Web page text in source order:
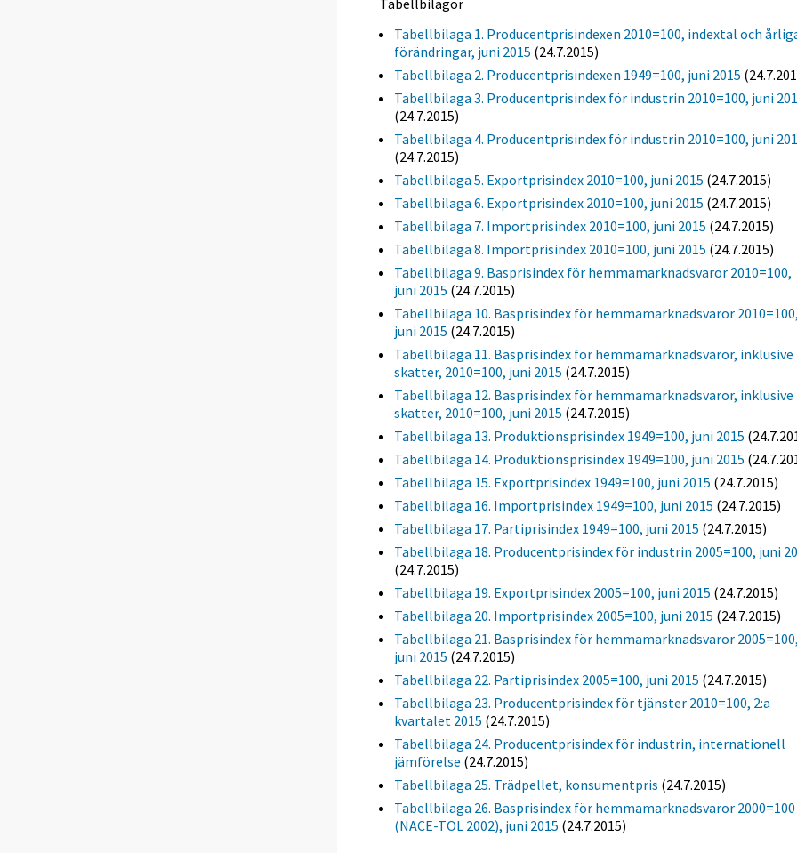
Tabellbilagor
Tabellbilaga 1. Producentprisindexen 2010=100, indextal och
förändringar, juni 2015 (24.7.2015)
Tabellbilaga 2. Producentprisindexen 1949=100, juni 2015
Tabellbilaga 3. Producentprisindex för industrin 2010=100, juni
(24.7.2015)
Tabellbilaga 4. Producentprisindex för industrin 2010=100, juni
(24.7.2015)
Tabellbilaga 5. Exportprisindex 2010=100, juni 2015 (24.7.2015)
Tabellbilaga 6. Exportprisindex 2010=100, juni 2015 (24.7.2015)
Tabellbilaga 7. Importprisindex 2010=100, juni 2015 (24.7.2015)
Tabellbilaga 8. Importprisindex 2010=100, juni 2015 (24.7.2015)
Tabellbilaga 9. Basprisindex för hemmamarknadsvaror 2010=100,
juni 2015 (24.7.2015)
Tabellbilaga 10. Basprisindex för hemmamarknadsvaror
juni 2015 (24.7.2015)
Tabellbilaga 11. Basprisindex för hemmamarknadsvaror, inklusive
skatter, 2010=100, juni 2015 (24.7.2015)
Tabellbilaga 12. Basprisindex för hemmamarknadsvaror, inklusive
skatter, 2010=100, juni 2015 (24.7.2015)
Tabellbilaga 13. Produktionsprisindex 1949=100, juni 2015
Tabellbilaga 14. Produktionsprisindex 1949=100, juni 2015
Tabellbilaga 15. Exportprisindex 1949=100, juni 2015 (24.7.2015)
Tabellbilaga 16. Importprisindex 1949=100, juni 2015 (24.7.2015)
Tabellbilaga 17. Partiprisindex 1949=100, juni 2015 (24.7.2015)
Tabellbilaga 18. Producentprisindex för industrin 2005=100, juni
(24.7.2015)
Tabellbilaga 19. Exportprisindex 2005=100, juni 2015 (24.7.2015)
Tabellbilaga 20. Importprisindex 2005=100, juni 2015 (24.7.2015)
Tabellbilaga 21. Basprisindex för hemmamarknadsvaror
juni 2015 (24.7.2015)
Tabellbilaga 22. Partiprisindex 2005=100, juni 2015 (24.7.2015)
Tabellbilaga 23. Producentprisindex för tjänster 2010=100, 2:a
kvartalet 2015 (24.7.2015)
Tabellbilaga 24. Producentprisindex för industrin, internationell
jämförelse (24.7.2015)
Tabellbilaga 25. Trädpellet, konsumentpris (24.7.2015)
Tabellbilaga 26. Basprisindex för hemmamarknadsvaror 2000=100
(NACE-TOL 2002), juni 2015 (24.7.2015)